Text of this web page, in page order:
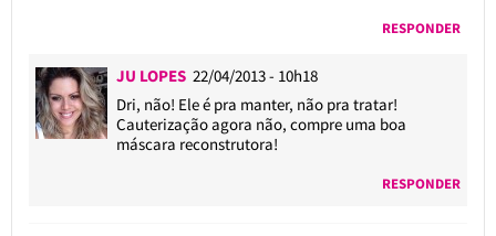
RESPONDER
JU LOPES22/04/2013 - 10h18
Dri, não! Ele é pra manter, não pra tratar!
Cauterização agora não, compre uma boa
máscara reconstrutora!
RESPONDER